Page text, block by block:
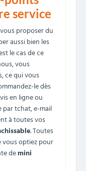
service
proposer du
aussi bien les
le cas de ce
vous
ce qui vous
le dès
en ligne ou
tchat, e-mail
à toutes vos
. Toutes
vous optiez pour
demini